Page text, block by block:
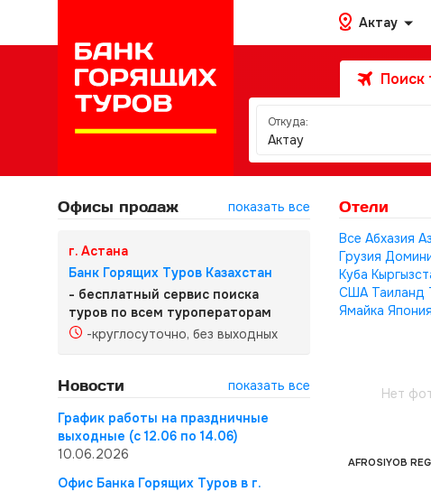
Актау
Поиск
Откуда:
Актау
Офисы продаж показать все
г. Астана
Банк Горящих Туров Казахстан
- бесплатный сервис поиска
туров по всем туроператорам
-круглосуточно, без выходных
Новости
показать все
График работы на праздничные
выходные (с 12.06 по 14.06)
10.06.2026
Офис Банка Горящих Туров в г.
Отели
Все Абхазия
Грузия
Куба
США Таиланд
Ямайка Япония
Нет
AFROSIYOB